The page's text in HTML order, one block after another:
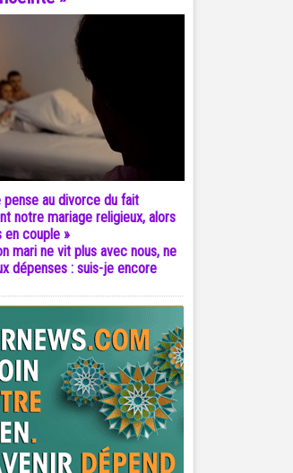
pense au divorce du fait
notre mariage religieux, alors
en couple »
mari ne vit plus avec nous, ne
dépenses : suis-je encore